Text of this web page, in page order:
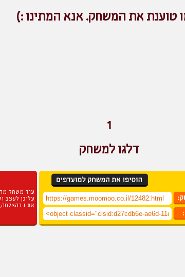
טוענת את המשחק. אנא המתינו :)
1
דלגו למשחק
עוד משחק
עליכן לעצב
את !